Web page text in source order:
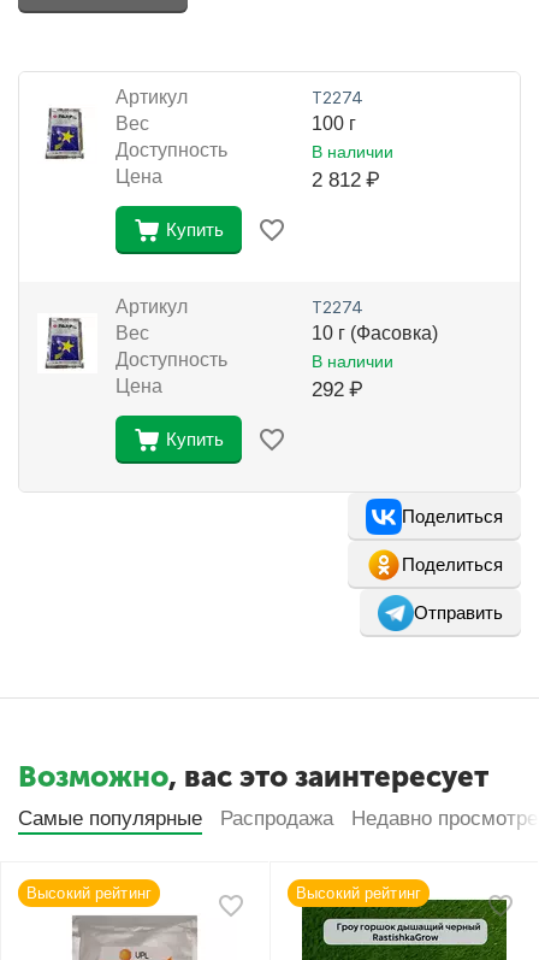
Артикул Т2274
Вес
100 г
Доступность
В наличии
Цена 2 812 ₽
Купить
Артикул Т2274
Вес
10 г (Фасовка)
Доступность
В наличии
Цена 292 ₽
Купить
Поделиться
Поделиться
Отправить
Возможно, вас это заинтересует
Самые популярные Распродажа Недавно
Высокий рейтинг Высокий рейтинг